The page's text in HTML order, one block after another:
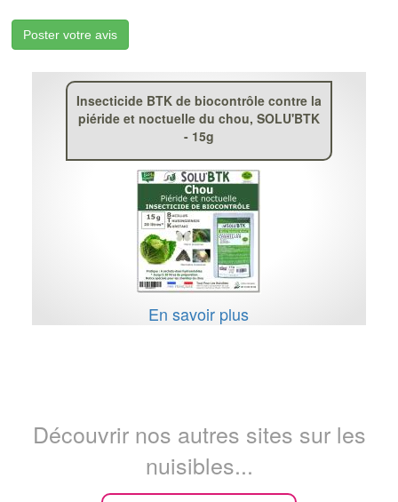
Poster votre avis
Insecticide BTK de biocontrôle contre la
piéride et noctuelle du chou, SOLU'BTK
- 15g
En savoir plus
Découvrir nos autres sites sur les
nuisibles...